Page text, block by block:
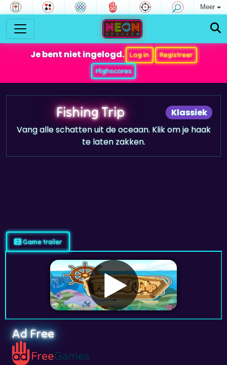
Meer
Je bent niet ingelogd. Log in
Registreer
Highscores
Klassiek
Fishing Trip
Vang alle schatten uit de oceaan. Klik om je haak
te laten zakken.
Ad Free
Wil je Fishing Trip
Meld je aan en speel op